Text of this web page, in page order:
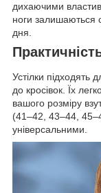
дихаючими
ноги залишаються
дня.
Устілки підходять
до кросівок. Їх
вашого розміру
(41–42, 43–44,
універсальними.